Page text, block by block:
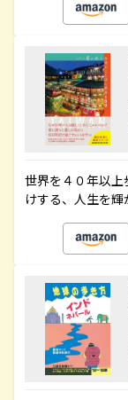
世界を４０年以
けする、人生を